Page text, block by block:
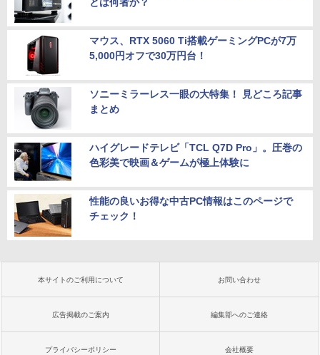
とは何者か？
マウス、RTX 5060 Ti搭載ゲーミングPCが7万
5,000円オフで30万円台！
ソニーミラーレス一眼の大特集！ 見どころ記事
まとめ
ハイグレードテレビ「TCL Q7D Pro」。圧巻の
色彩美で映画＆ゲームが極上体験に
性能の良いお得な中古PC情報はこのページで
チェック！
本サイトのご利用について お問い合わせ
広告掲載のご案内 編集部へのご連絡
プライバシーポリシー 会社概要